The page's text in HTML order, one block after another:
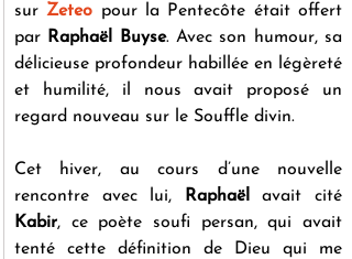
sur Zeteo pour la Pentecôte était offert
par Raphaël Buyse. Avec son humour, sa
délicieuse profondeur habillée en légèreté
et humilité, il nous avait proposé un
regard nouveau sur le Souffle divin.
Cet hiver, au cours d’une nouvelle
rencontre avec lui,
Raphaël
Kabir, ce poète soufi persan, qui avait
tenté cette définition de Dieu qui me